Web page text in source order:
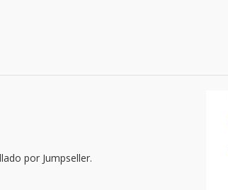
por Jumpseller.